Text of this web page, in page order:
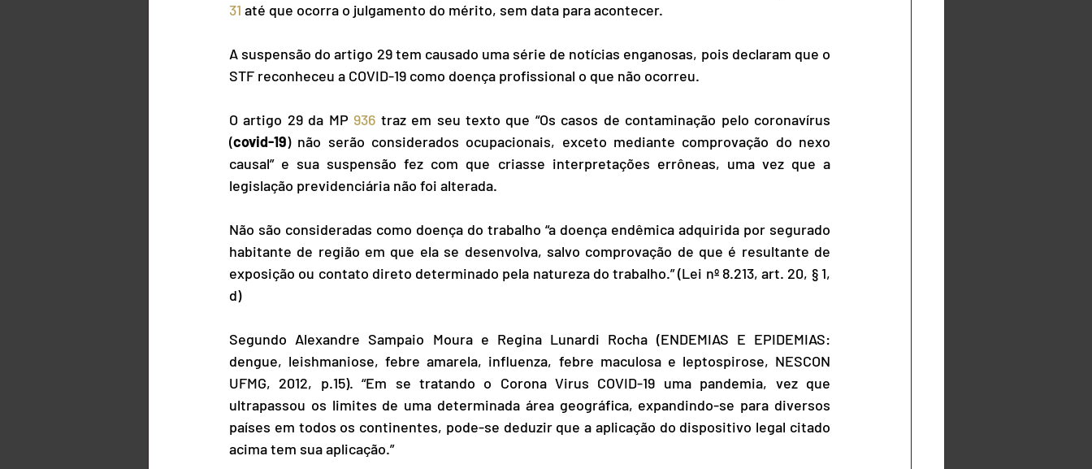
31 até que ocorra o julgamento do mérito, sem data para acontecer.
A suspensão do artigo 29 tem causado uma série de notícias enganosas, pois declaram que o
STF reconheceu a COVID-19 como doença profissional o que não ocorreu.
O artigo 29 da MP 936 traz em seu texto que “Os casos de contaminação pelo coronavírus
(covid-19) não serão considerados ocupacionais, exceto mediante comprovação do nexo
causal” e sua suspensão fez com que criasse interpretações errôneas, uma vez que a
legislação previdenciária não foi alterada.
Não são consideradas como doença do trabalho “a doença endêmica adquirida por segurado
habitante de região em que ela se desenvolva, salvo comprovação de que é resultante de
exposição ou contato direto determinado pela natureza do trabalho.” (Lei nº 8.213, art. 20, § 1,
d)
Segundo Alexandre Sampaio Moura e Regina Lunardi Rocha (ENDEMIAS E EPIDEMIAS:
dengue, leishmaniose, febre amarela, influenza, febre maculosa e leptospirose, NESCON
UFMG, 2012, p.15). “Em se tratando o Corona Virus COVID-19 uma pandemia, vez que
ultrapassou os limites de uma determinada área geográfica, expandindo-se para diversos
países em todos os continentes, pode-se deduzir que a aplicação do dispositivo legal citado
acima tem sua aplicação.”